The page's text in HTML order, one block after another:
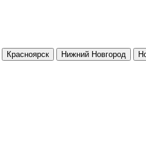
Красноярск Нижний Новгород